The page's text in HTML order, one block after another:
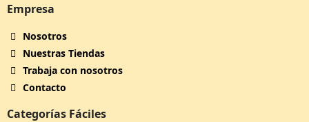
Empresa
Nosotros
Nuestras Tiendas
Trabaja con nosotros
Contacto
Categorías Fáciles